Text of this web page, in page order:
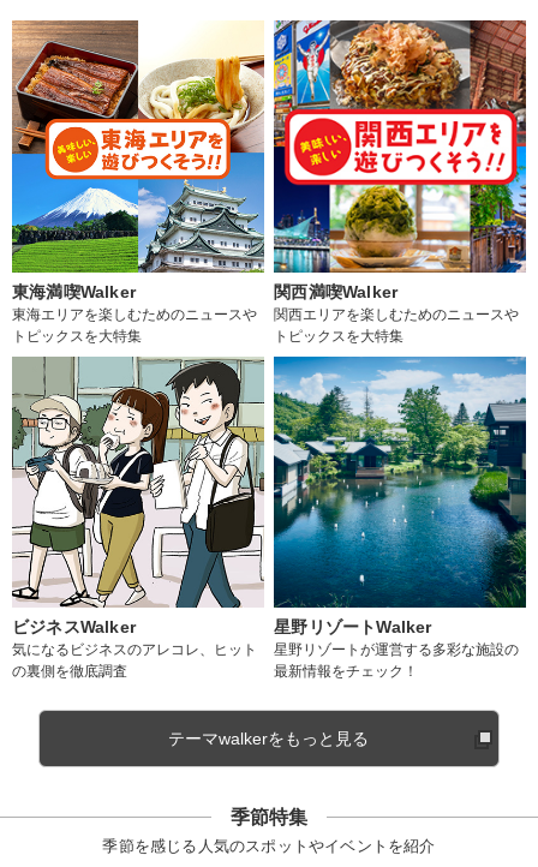
東海満喫Walker
東海エリアを楽しむためのニュースや
トピックスを大特集
関西満喫Walker
関西エリアを楽しむためのニュースや
トピックスを大特集
ビジネスWalker
気になるビジネスのアレコレ、ヒット
の裏側を徹底調査
星野リゾートWalker
星野リゾートが運営する多彩な施設の
最新情報をチェック！
テーマwalkerをもっと見る
季節特集
季節を感じる人気のスポットやイベントを紹介